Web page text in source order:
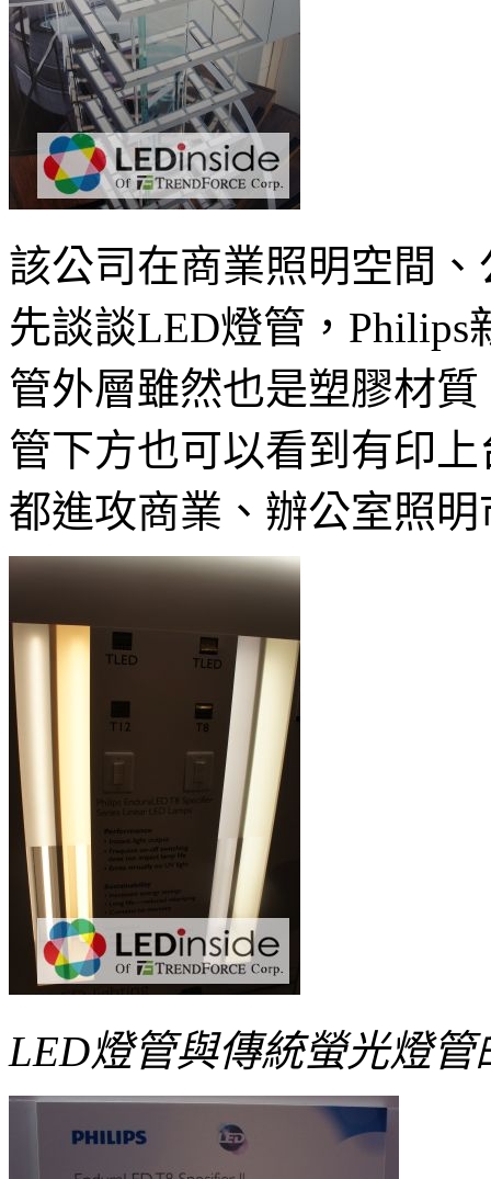
該公司在商業照明空間
先談談LED燈管，Philips
管外層雖然也是塑膠材
管下方也可以看到有印
都進攻商業、辦公室照明
LED燈管與傳統螢光燈管